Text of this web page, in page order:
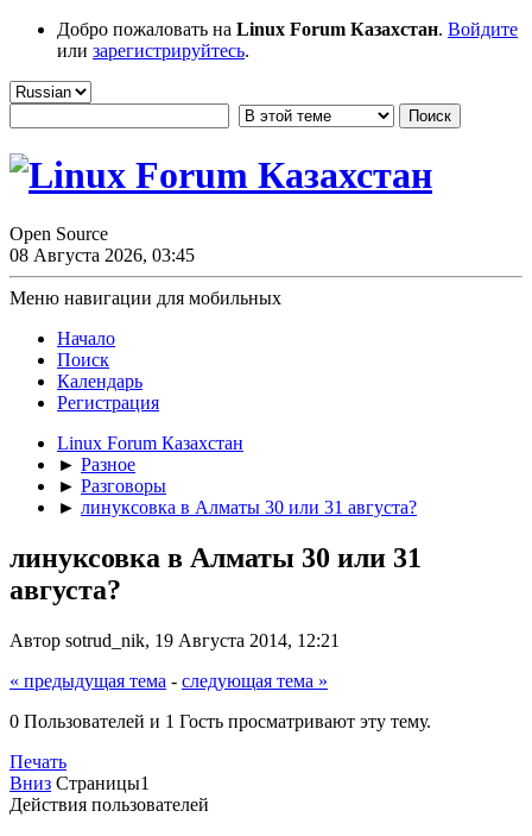
Добро пожаловать на Linux Forum Казахстан. Войдите
или зарегистрируйтесь.
Open Source
08 Августа 2026, 03:45
Меню навигации для мобильных
Начало
Поиск
Календарь
Регистрация
Linux Forum Казахстан
► Разное
► Разговоры
► линуксовка в Алматы 30 или 31 августа?
линуксовка в Алматы 30 или 31
августа?
Автор sotrud_nik, 19 Августа 2014, 12:21
« предыдущая тема - следующая тема »
0 Пользователей и 1 Гость просматривают эту тему.
Печать
Вниз Страницы1
Действия пользователей